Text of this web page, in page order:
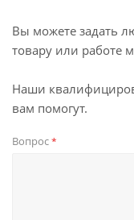
Вы можете задать
товару или работе
Наши
вам помогут.
Вопрос*